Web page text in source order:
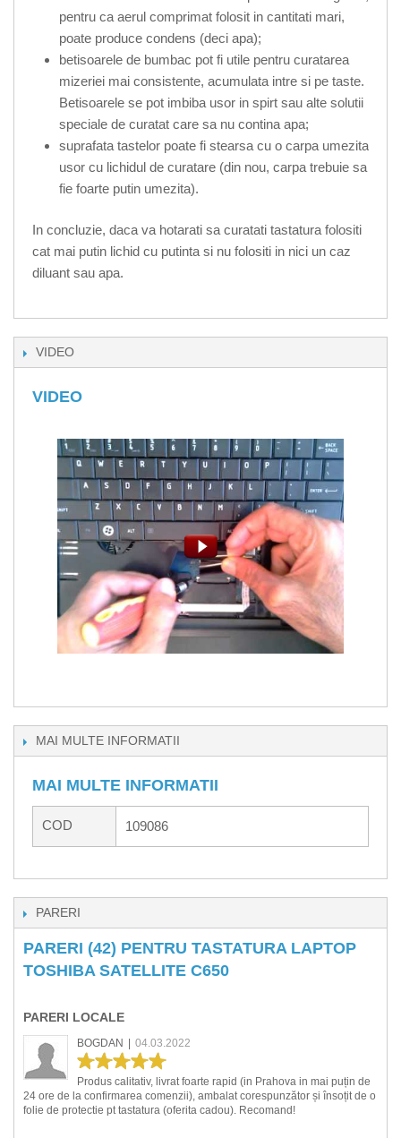
pentru ca aerul comprimat folosit in cantitati mari,
poate produce condens (deci apa);
betisoarele de bumbac pot fi utile pentru curatarea
mizeriei mai consistente, acumulata intre si pe taste.
Betisoarele se pot imbiba usor in spirt sau alte solutii
speciale de curatat care sa nu contina apa;
suprafata tastelor poate fi stearsa cu o carpa umezita
usor cu lichidul de curatare (din nou, carpa trebuie sa
fie foarte putin umezita).
In concluzie, daca va hotarati sa curatati tastatura folositi
cat mai putin lichid cu putinta si nu folositi in nici un caz
diluant sau apa.
VIDEO
VIDEO
MAI MULTE INFORMATII
MAI MULTE INFORMATII
COD 109086
PARERI
PARERI (42) PENTRU TASTATURA LAPTOP
TOSHIBA SATELLITE C650
PARERI LOCALE
BOGDAN 04.03.2022
Produs calitativ, livrat foarte rapid (in Prahova in mai puțin de
24 ore de la confirmarea comenzii), ambalat corespunzător și însoțit de o
folie de protectie pt tastatura (oferita cadou). Recomand!